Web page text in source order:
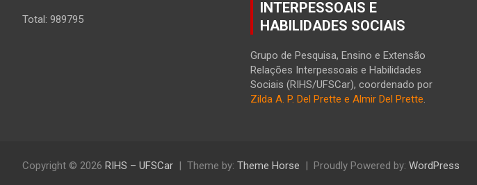
Total: 989795
INTERPESSOAIS E
HABILIDADES SOCIAIS
Grupo de Pesquisa, Ensino e Extensão
Relações Interpessoais e Habilidades
Sociais (RIHS/UFSCar), coordenado por
Zilda A. P. Del Prette e Almir Del Prette
Copyright © 2026 RIHS – UFSCar Theme by: Theme Horse Proudly Powered by: WordPress